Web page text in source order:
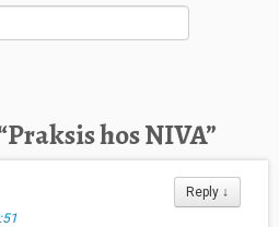
Praksis hos NIVA”
Reply ↓